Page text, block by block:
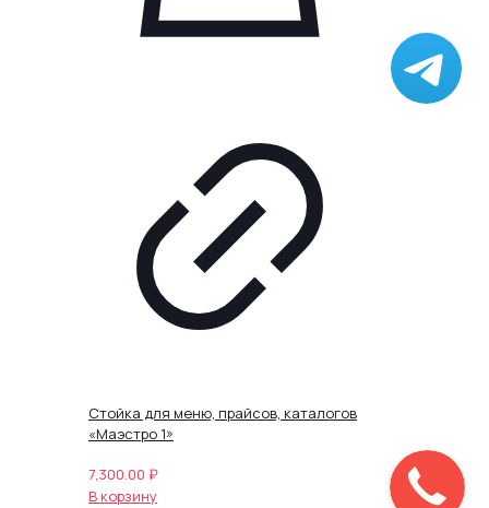
Стойка для меню, прайсов, каталогов
«Маэстро 1»
7,300.00 ₽
В корзину